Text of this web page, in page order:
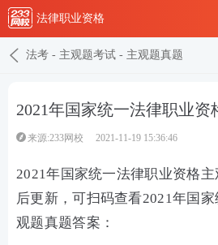
法律职业资格
法考 - 主观题考试 - 主观题真题
2021年国家统一法律职业资
来源:233网校 2021-11-19 15:36:46
2021年国家统一法律职业资格主
后更新，可扫码查看2021年国
观题真题答案：